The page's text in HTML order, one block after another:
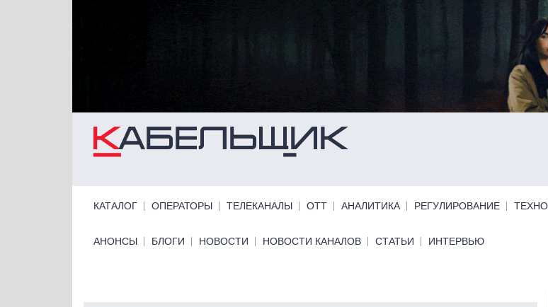
Перейти к основному содержанию
КАТАЛОГ ОПЕРАТОРЫ ТЕЛЕКАНАЛЫ ОТТ АНАЛИТИКА РЕГУЛИРОВАНИЕ
Primary links bottom
АНОНСЫ БЛОГИ НОВОСТИ НОВОСТИ КАНАЛОВ СТАТЬИ ИНТЕРВЬЮ